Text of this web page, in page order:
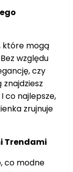
które mogą
względu
czy
co najlepsze,
zrujnuje
Trendami
co modne